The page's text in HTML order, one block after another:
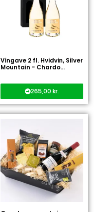
Vingave 2 fl. Hvidvin, Silver
Mountain - Chardo...
265,00 kr.